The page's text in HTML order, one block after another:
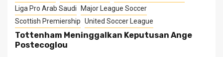
Liga Pro Arab Saudi
Major League Soccer
Scottish Premiership United Soccer League
Tottenham Meninggalkan Keputusan Ange
Postecoglou